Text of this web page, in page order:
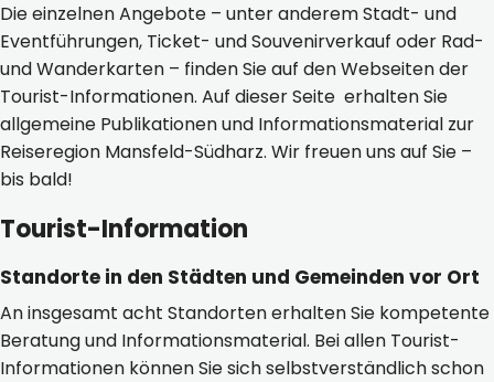
Die einzelnen Angebote – unter anderem Stadt- und
Eventführungen, Ticket- und Souvenirverkauf oder Rad-
und Wanderkarten – finden Sie auf den Webseiten der
Tourist-Informationen. Auf dieser Seite erhalten Sie
allgemeine Publikationen und Informationsmaterial zur
Reiseregion Mansfeld-Südharz. Wir freuen uns auf Sie –
bis bald!
Tourist-Information
Standorte in den Städten und Gemeinden vor Ort
An insgesamt acht Standorten erhalten Sie kompetente
Beratung und Informationsmaterial. Bei allen Tourist-
Informationen können Sie sich selbstverständlich schon